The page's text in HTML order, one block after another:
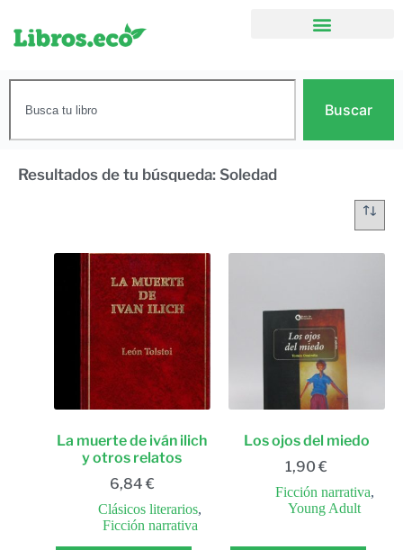
Buscar
Resultados de tu búsqueda: Soledad
La muerte de iván ilich
y otros relatos
6,84 €
Clásicos literarios,
Ficción narrativa
Los ojos del miedo
1,90€
Ficción narrativa,
Young Adult